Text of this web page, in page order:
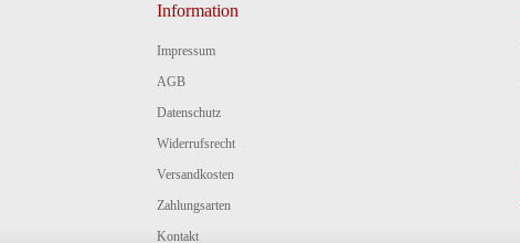
Information
Impressum
AGB
Datenschutz
Widerrufsrecht
Versandkosten
Zahlungsarten
Kontakt